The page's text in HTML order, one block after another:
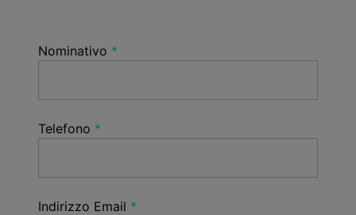
Nominativo
Telefono
Indirizzo Email